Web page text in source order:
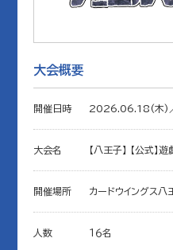
大会概要
開催日時 2026.06.18(木)
大会名 【八王子】 【公式
開催場所 カードウイングス八
人数 １６名